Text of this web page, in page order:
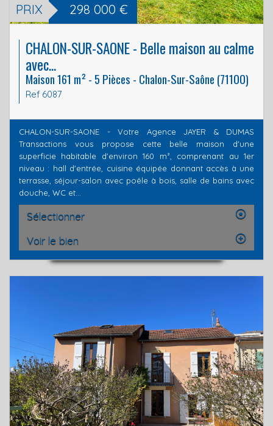
PRIX 298 000 €
CHALON-SUR-SAONE - Belle maison au calme
avec...
Maison 161 m² - 5 Pièces - Chalon-Sur-Saône (71100)
Ref 6087
CHALON-SUR-SAONE - Votre Agence JAYER & DUMAS
Transactions vous propose cette belle maison d'une
superficie habitable d'environ 160 m², comprenant au 1er
niveau : hall d'entrée, cuisine équipée donnant accès à une
terrasse, séjour-salon avec poêle à bois, salle de bains avec
douche, WC et...
Sélectionner
Voir le bien